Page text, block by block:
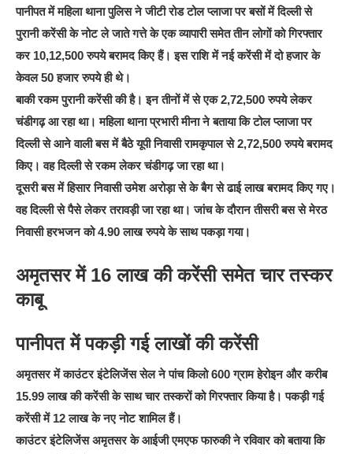
पानीपत में महिला थाना पुलिस ने जीटी रोड टोल प्लाजा पर बसों में दिल्ली से
पुरानी करेंसी के नोट ले जाते गत्ते के एक व्यापारी समेत तीन लोगों को गिरफ्तार
कर 10,12,500 रुपये बरामद किए हैं। इस राशि में नई करेंसी में दो हजार के
केवल 50 हजार रुपये ही थे।
बाकी रकम पुरानी करेंसी की है। इन तीनों में से एक 2,72,500 रुपये लेकर
चंडीगढ़ आ रहा था। महिला थाना प्रभारी मीना ने बताया कि टोल प्लाजा पर
दिल्ली से आने वाली बस में बैठे यूपी निवासी रामकृपाल से 2,72,500 रुपये बरामद
किए। वह दिल्ली से रकम लेकर चंडीगढ़ जा रहा था।
दूसरी बस में हिसार निवासी उमेश अरोड़ा से के बैग से ढाई लाख बरामद किए गए।
वह दिल्ली से पैसे लेकर तरावड़ी जा रहा था। जांच के दौरान तीसरी बस से मेरठ
निवासी हरभजन को 4.90 लाख रुपये के साथ पकड़ा गया।
अमृतसर में 16 लाख की करेंसी समेत चार तस्कर
काबू
पानीपत में पकड़ी गई लाखों की करेंसी
अमृतसर में काउंटर इंटेलिजेंस सेल ने पांच किलो 600 ग्राम हेरोइन और करीब
15.99 लाख की करेंसी के साथ चार तस्करों को गिरफ्तार किया है। पकड़ी गई
करेंसी में 12 लाख के नए नोट शामिल हैं।
काउंटर इंटेलिजेंस अमृतसर के आईजी एमएफ फारुकी ने रविवार को बताया कि